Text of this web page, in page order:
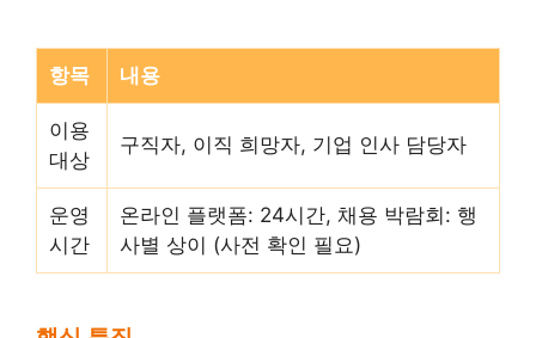
항목 내용
이용
대상
구직자, 이직 희망자, 기업 인사 담당자
운영
시간
온라인 플랫폼: 24시간, 채용 박람회: 행
사별 상이 (사전 확인 필요)